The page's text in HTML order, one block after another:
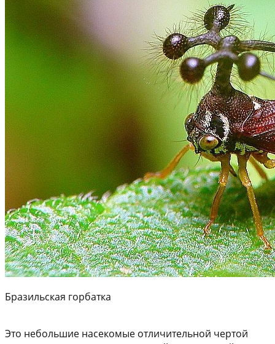
Бразильская горбатка
Это небольшие насекомые отличительной чертой